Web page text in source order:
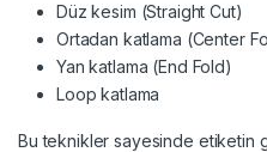
Düz kesim (Straight Cut)
Ortadan katlama (Center
Yan katlama (End Fold)
Loop katlama
Bu teknikler sayesinde etiketin